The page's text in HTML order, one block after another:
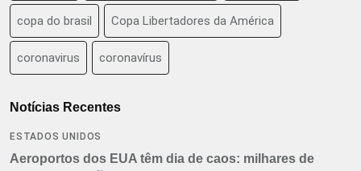
copa do brasil Copa Libertadores da América
coronavirus coronavírus
Notícias Recentes
ESTADOS UNIDOS
Aeroportos dos EUA têm dia de caos: milhares de